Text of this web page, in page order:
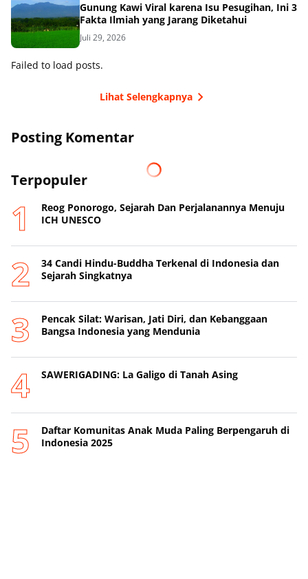
Gunung Kawi Viral karena Isu Pesugihan, Ini 3
Fakta Ilmiah yang Jarang Diketahui
Juli 29, 2026
Failed to load posts.
Lihat Selengkapnya
Posting Komentar
Terpopuler
Reog Ponorogo, Sejarah Dan Perjalanannya Menuju
ICH UNESCO
34 Candi Hindu-Buddha Terkenal di Indonesia dan
Sejarah Singkatnya
Pencak Silat: Warisan, Jati Diri, dan Kebanggaan
Bangsa Indonesia yang Mendunia
SAWERIGADING: La Galigo di Tanah Asing
Daftar Komunitas Anak Muda Paling Berpengaruh di
Indonesia 2025